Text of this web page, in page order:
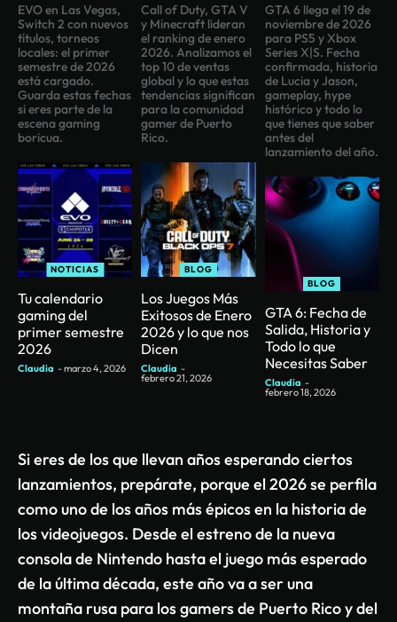
EVO en Las Vegas,
Switch 2 con nuevos
títulos, torneos
locales: el primer
semestre de 2026
está cargado.
Guarda estas fechas
si eres parte de la
escena gaming
boricua.
NOTICIAS
Tu calendario
gaming del
primer semestre
2026
Claudia -marzo 4, 2026
Call of Duty, GTA V
y Minecraft lideran
el ranking de enero
2026. Analizamos el
top 10 de ventas
global y lo que estas
tendencias significan
para la comunidad
gamer de Puerto
Rico.
BLOG
Los Juegos Más
Exitosos de Enero
2026 y lo que nos
Dicen
Claudia -
febrero 21, 2026
GTA 6 llega el 19 de
noviembre de 2026
para PS5 y Xbox
Series X|S. Fecha
confirmada, historia
de Lucia y Jason,
gameplay, hype
histórico y todo lo
que tienes que saber
antes del
lanzamiento del año.
BLOG
GTA 6: Fecha de
Salida, Historia y
Todo lo que
Necesitas Saber
Claudia -
febrero 18, 2026
Si eres de los que llevan años esperando ciertos
lanzamientos, prepárate, porque el 2026 se perfila
como uno de los años más épicos en la historia de
los videojuegos. Desde el estreno de la nueva
consola de Nintendo hasta el juego más esperado
de la última década, este año va a ser una
montaña rusa para los gamers de Puerto Rico y del